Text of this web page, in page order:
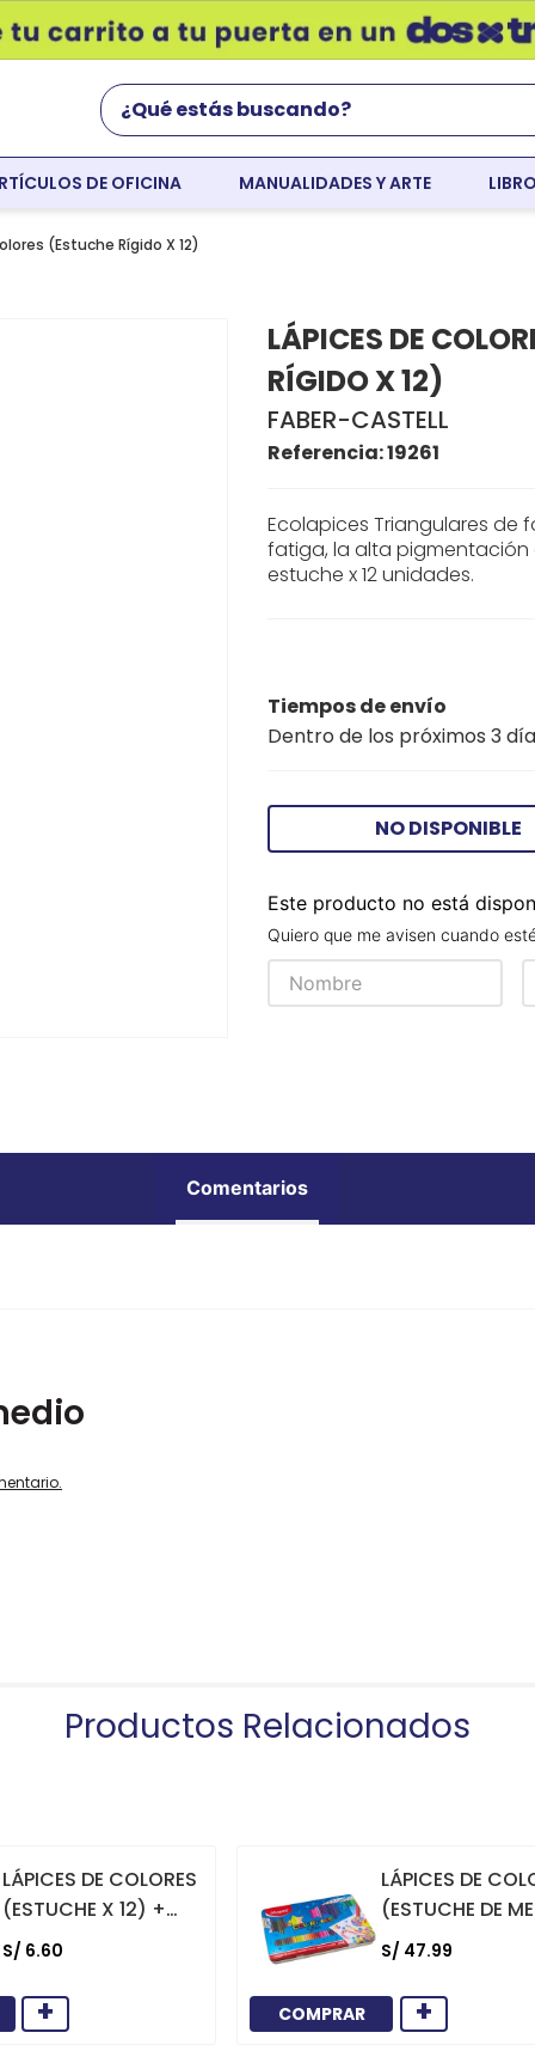
¿Qué estás buscando?
DE OFICINA MANUALIDADES Y ARTE
(Estuche Rígido X 12)
LÁPICES DE
RÍGIDO X 12)
FABER-CASTELL
Referencia:19261
Ecolapices Triangulares
fatiga, la alta pigmentación
estuche x 12 unidades.
Tiempos de envío
Dentro de los próximos 3
NO DISPONIBLE
Este producto no está
Quiero que me avisen cuando
Comentarios
Productos Relacionados
LÁPICES DE COLORES
(ESTUCHE X 12) +
TAJADOR
S/ 6.60
+
LÁPICES DE
(ESTUCHE DE
48)
S/ 47.99
COMPRAR +
world english